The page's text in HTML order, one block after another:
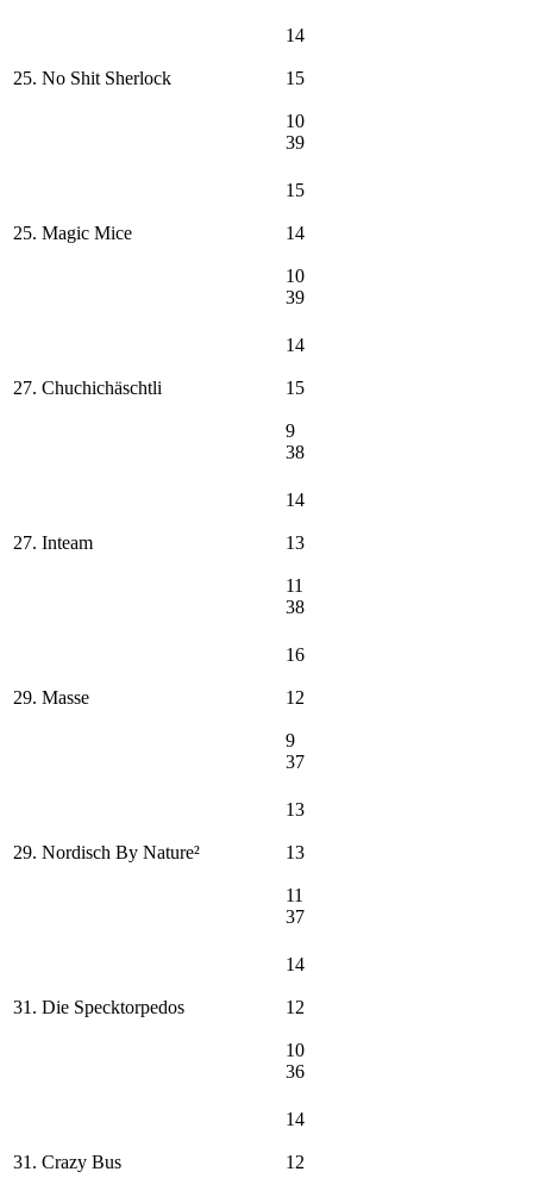
25. No Shit Sherlock
14
15
10
39
25. Magic Mice
15
14
10
39
27. Chuchichäschtli
14
15
9
38
27. Inteam
14
13
11
38
29. Masse
16
12
9
37
29. Nordisch By Nature²
13
13
11
37
31. Die Specktorpedos
14
12
10
36
31. Crazy Bus
14
12